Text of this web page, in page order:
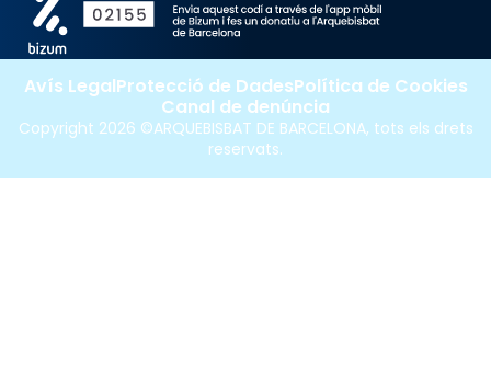
Copyright 2026 ©ARQUEBISBAT DE BARCELONA, tots els drets
reservats.
Avís LegalProtecció de DadesPolítica de Cookies
Canal de denúncia